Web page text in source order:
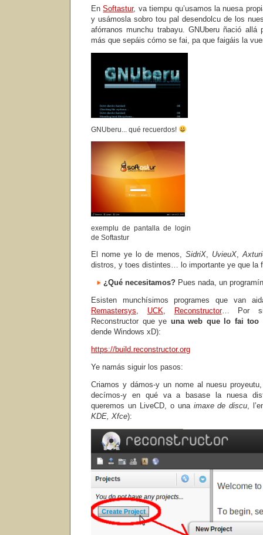
EnSoftastur, va tiempu qu’usamos la nuesa
y usámosla sobro tou pal desendolcu de los
afórranos munchu trabayu. GNUberu ñació
más que sepáis cómo se fai, pa que faigáis la
GNUberu... qué recuerdos!
exemplu de pantalla de login
de Softastur
El nome ye lo de menos, SidriX UvieuX
distros, y toes distintes… lo importante ye que la
¿Qué necesitamos? Pues nada, un
Esisten munchísimos programes que van
Remastersys
UCK Reconstructor… Por
Reconstructor que ye una web que lo fai too
dende Windows xD):
https://build.reconstructor.org
Ye namás siguir los pasos:
Criamos y dámos-y un nome al nuesu
decímos-y en qué va a basase la nuesa
queremos un
LiveCD, o unaimaxe de discu ,
KDE, Xfce):